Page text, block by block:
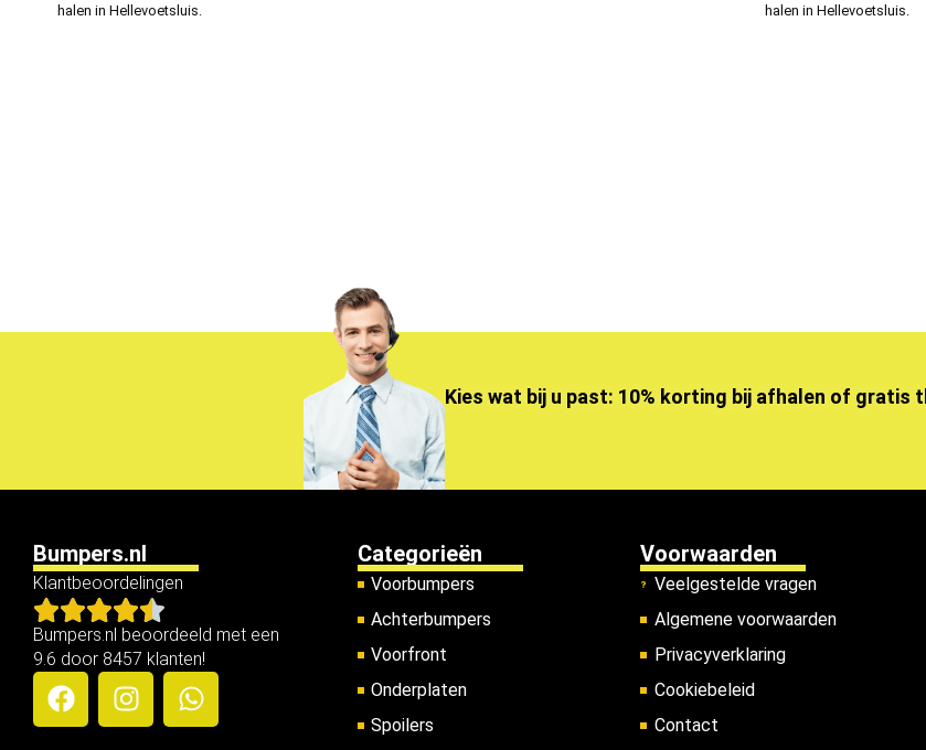
halen in Hellevoetsluis.
halen in Hellevoetsluis.
Kies wat bij u past: 10% korting bij afhalen of gratis
Bumpers.nl
Klantbeoordelingen
Bumpers.nl beoordeeld met een
9.6 door 8457 klanten!
Categorieën
Voorbumpers
Achterbumpers
Voorfront
Onderplaten
Spoilers
Voorwaarden
Veelgestelde vragen
Algemene voorwaarden
Privacyverklaring
Cookiebeleid
Contact